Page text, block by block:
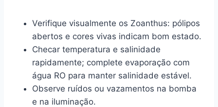
Verifique visualmente os Zoanthus: pólipos
abertos e cores vivas indicam bom estado.
Checar temperatura e salinidade
rapidamente; complete evaporação com
água RO para manter salinidade estável.
Observe ruídos ou vazamentos na bomba
e na iluminação.